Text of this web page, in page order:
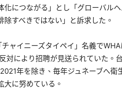
につながる」とし「グローバル
すべきではない」と訴求した。
ャイニーズタイペイ」名義で
対により招聘が見送られていた。
年を除き、毎年ジュネーブへ衛
大に努めている。